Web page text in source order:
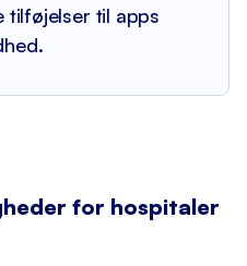
tilføjelser til apps
for hospitaler